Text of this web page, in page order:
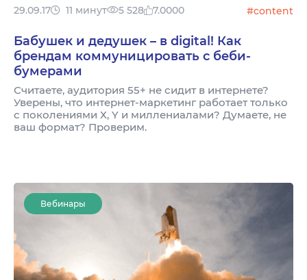
29.09.17 11 минут 5 528 7.0000 #content
Бабушек и дедушек – в digital! Как
брендам коммуницировать с беби-
бумерами
Считаете, аудитория 55+ не сидит в интернете?
Уверены, что интернет-маркетинг работает только
с поколениями Х, Y и миллениалами? Думаете, не
ваш формат? Проверим.
Вебинары